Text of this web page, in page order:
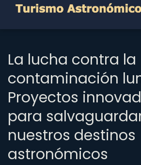
La lucha contra la
contaminación
Proyectos
para
nuestros destinos
astronómicos